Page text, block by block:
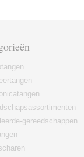
gereedschappen